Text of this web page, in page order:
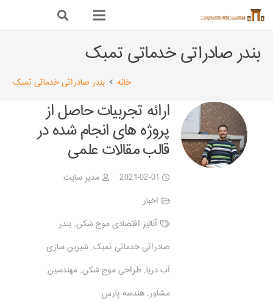
بندر صادراتی خدماتی تمبک
خانه بندر صادراتی خدماتی تمبک
ارائه تجربیات حاصل از
پروژه های انجام شده در
قالب مقالات علمی
2021-02-01
مدیر سایت
اخبار
آنالیز اقتصادی موج شکن,بندر
صادراتی خدماتی تمبک,شیرین سازی
آب دریا,طراحی موج شکن,مهندسین
مشاور,هندسه پارس